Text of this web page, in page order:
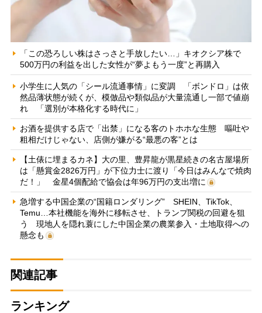
「この恐ろしい株はさっさと手放したい…」キオクシア株で
500万円の利益を出した女性が“夢よもう一度”と再購入
小学生に人気の「シール流通事情」に変調 「ボンドロ」は依
然品薄状態が続くが、模倣品や類似品が大量流通し一部で値崩
れ 「選別が本格化する時代に」
お酒を提供する店で「出禁」になる客のトホホな生態 嘔吐や
粗相だけじゃない、店側が嫌がる“最悪の客”とは
【土俵に埋まるカネ】大の里、豊昇龍が黒星続きの名古屋場所
は「懸賞金2826万円」が下位力士に渡り「今日はみんなで焼肉
だ！」 金星4個配給で協会は年96万円の支出増に
急増する中国企業の“国籍ロンダリング” SHEIN、TikTok、
Temu…本社機能を海外に移転させ、トランプ関税の回避を狙
う 現地人を隠れ蓑にした中国企業の農業参入・土地取得への
懸念も
関連記事
ランキング